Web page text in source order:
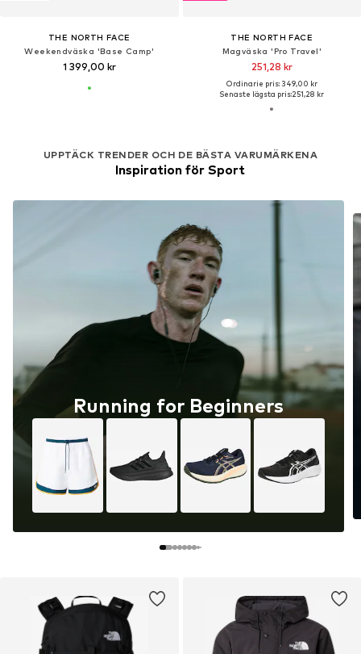
THE NORTH FACE
Weekendväska 'Base Camp'
1 399,00 kr
UPPTÄCK TRENDER OCH DE BÄSTA VARUMÄRKENA
Inspiration för Sport
Running for Beginners
THE NORTH FACE
Magväska 'Pro Travel'
251,28 kr
Ordinarie pris: 349,00 kr
Senaste lägsta pris:251,28 kr